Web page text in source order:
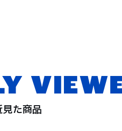
た商品